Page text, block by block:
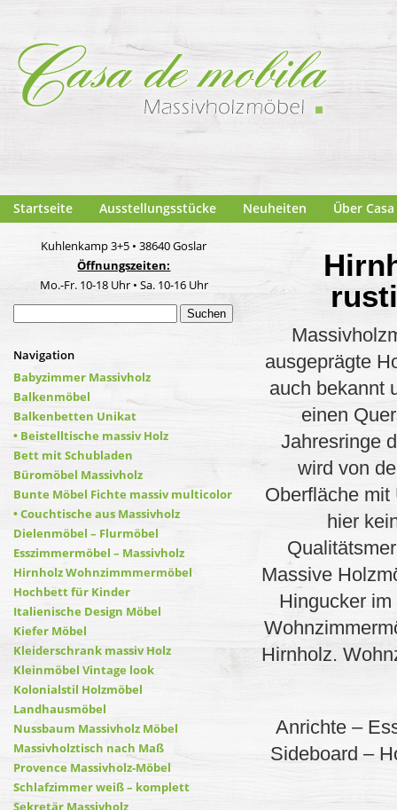
Startseite Ausstellungsstücke Neuheiten Über
Kuhlenkamp 3+5 • 38640 Goslar
Öffnungszeiten:
Mo.-Fr. 10-18 Uhr • Sa. 10-16 Uhr
Navigation
Babyzimmer Massivholz
Balkenmöbel
Balkenbetten Unikat
• Beistelltische massiv Holz
Bett mit Schubladen
Büromöbel Massivholz
Bunte Möbel Fichte massiv multicolor
• Couchtische aus Massivholz
Dielenmöbel – Flurmöbel
Esszimmermöbel – Massivholz
Hirnholz Wohnzimmmermöbel
Hochbett für Kinder
Italienische Design Möbel
Kiefer Möbel
Kleiderschrank massiv Holz
Kleinmöbel Vintage look
Kolonialstil Holzmöbel
Landhausmöbel
Nussbaum Massivholz Möbel
Massivholztisch nach Maß
Provence Massivholz-Möbel
Schlafzimmer weiß – komplett
Sekretär Massivholz
ausgeprägte
auch bekannt
einen
Jahresringe
wird von
Oberfläche
hier
Massive
Hingucker
Hirnholz.
Anrichte –
Sideboard –